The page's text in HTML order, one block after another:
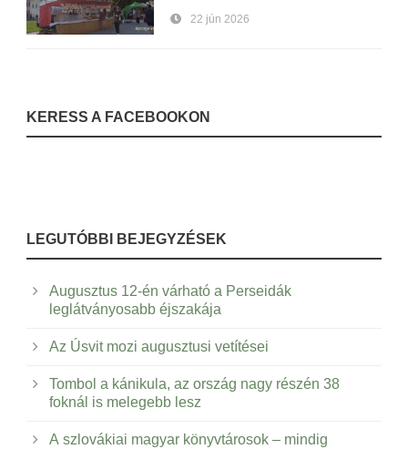
22 jún 2026
KERESS A FACEBOOKON
LEGUTÓBBI BEJEGYZÉSEK
Augusztus 12-én várható a Perseidák
leglátványosabb éjszakája
Az Úsvit mozi augusztusi vetítései
Tombol a kánikula, az ország nagy részén 38
foknál is melegebb lesz
A szlovákiai magyar könyvtárosok – mindig